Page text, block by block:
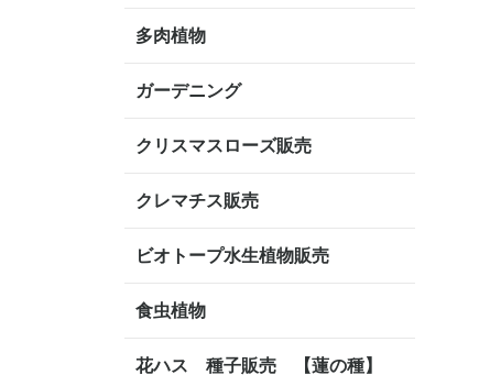
多肉植物
ガーデニング
クリスマスローズ販売
クレマチス販売
ビオトープ水生植物販売
食虫植物
花ハス 種子販売 【蓮の種】